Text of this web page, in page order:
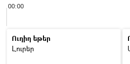
00:00
Ուղիղ եթեր
Լուրեր